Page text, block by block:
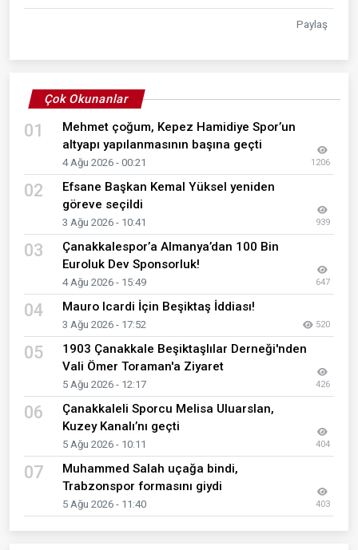
Paylaş
Çok Okunanlar
01
Mehmet çoğum, Kepez Hamidiye Spor’un
altyapı yapılanmasının başına geçti
4 Ağu 2026 - 00:21 1206
02
Efsane Başkan Kemal Yüksel yeniden
göreve seçildi
3 Ağu 2026 - 10:41 939
03
Çanakkalespor’a Almanya’dan 100 Bin
Euroluk Dev Sponsorluk!
4 Ağu 2026 - 15:49 647
04 Mauro Icardi İçin Beşiktaş İddiası!
3 Ağu 2026 - 17:52 520
05
1903 Çanakkale Beşiktaşlılar Derneği'nden
Vali Ömer Toraman'a Ziyaret
5 Ağu 2026 - 12:17 426
06
Çanakkaleli Sporcu Melisa Uluarslan,
Kuzey Kanalı’nı geçti
5 Ağu 2026 - 10:11 404
07
Muhammed Salah uçağa bindi,
Trabzonspor formasını giydi
5 Ağu 2026 - 11:40 403